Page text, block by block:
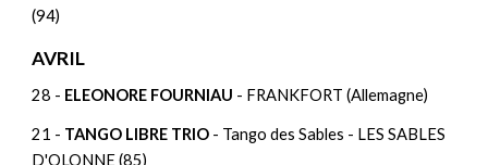
(94)
AVRIL
28 - ELEONORE FOURNIAU - FRANKFORT (Allemagne)
21 - TANGO LIBRE TRIO - Tango des Sables - LES SABLES
D'OLONNE (85)